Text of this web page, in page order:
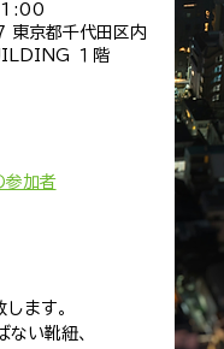
京都千代田区内
１階
加者
ます。
ない靴紐、